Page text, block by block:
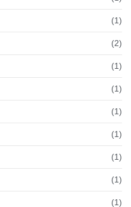
(1)
(2)
(1)
(1)
(1)
(1)
(1)
(1)
(1)